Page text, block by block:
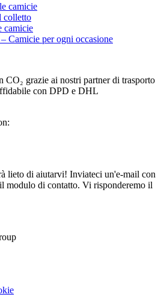
camicie
colletto
camicie
Camicie per ogni occasione
CO₂ grazie ai nostri partner di trasporto
con DPD e DHL
lieto di aiutarvi! Inviateci un'e-mail con
modulo di contatto. Vi risponderemo il